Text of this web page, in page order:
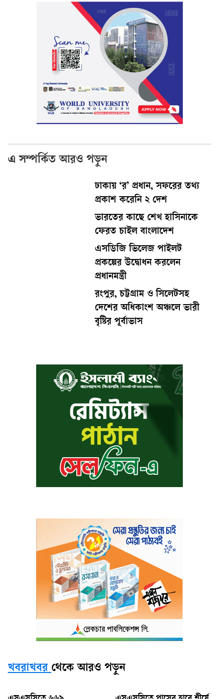
এ সম্পর্কিত আরও পড়ুন
ঢাকায় ‘র’ প্রধান, সফরের তথ্য
প্রকাশ করেনি ২ দেশ
ভারতের কাছে শেখ হাসিনাকে
ফেরত চাইল বাংলাদেশ
এসডিজি ভিলেজ পাইলট
প্রকল্পের উদ্বোধন করলেন
প্রধানমন্ত্রী
রংপুর, চট্টগ্রাম ও সিলেটসহ
দেশের অধিকাংশ অঞ্চলে ভারী
বৃষ্টির পূর্বাভাস
খবরাখবর থেকে আরও পড়ুন